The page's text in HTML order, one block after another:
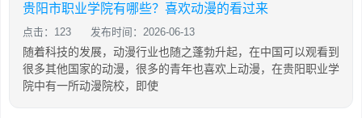
贵阳市职业学院有哪些？喜欢动漫的看过来
点击：123 发布时间：2026-06-13
随着科技的发展，动漫行业也随之蓬勃升起，在中国可以观看到
很多其他国家的动漫，很多的青年也喜欢上动漫，在贵阳职业学
院中有一所动漫院校，即使